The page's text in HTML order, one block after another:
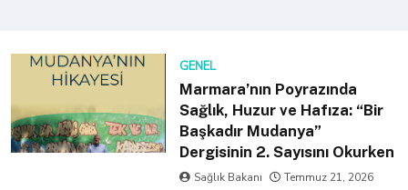
GENEL
Marmara’nın Poyrazında
Sağlık, Huzur ve Hafıza: “Bir
Başkadır Mudanya”
Dergisinin 2. Sayısını Okurken
Sağlık Bakanı Temmuz 21, 2026